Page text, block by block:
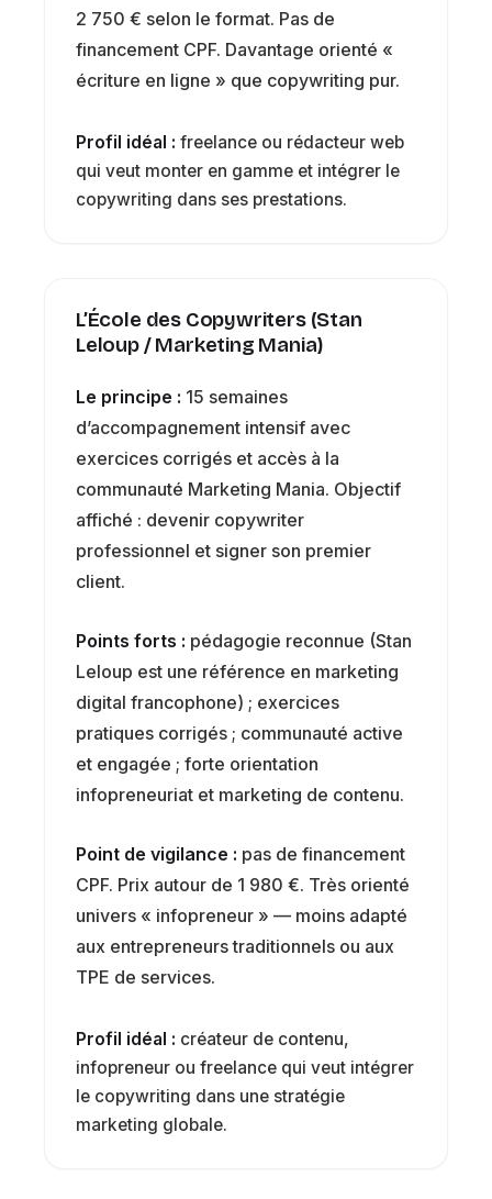
2 750 € selon le format. Pas de
financement CPF. Davantage orienté «
écriture en ligne » que copywriting pur.
Profil idéal : freelance ou rédacteur web
qui veut monter en gamme et intégrer le
copywriting dans ses prestations.
L’École des Copywriters (Stan
Leloup / Marketing Mania)
Le principe : 15 semaines
d’accompagnement intensif avec
exercices corrigés et accès à la
communauté Marketing Mania. Objectif
affiché : devenir copywriter
professionnel et signer son premier
client.
Points forts : pédagogie reconnue (Stan
Leloup est une référence en marketing
digital francophone) ; exercices
pratiques corrigés ; communauté active
et engagée ; forte orientation
infopreneuriat et marketing de contenu.
Point de vigilance : pas de financement
CPF. Prix autour de 1 980 €. Très orienté
univers « infopreneur » — moins adapté
aux entrepreneurs traditionnels ou aux
TPE de services.
Profil idéal : créateur de contenu,
infopreneur ou freelance qui veut intégrer
le copywriting dans une stratégie
marketing globale.